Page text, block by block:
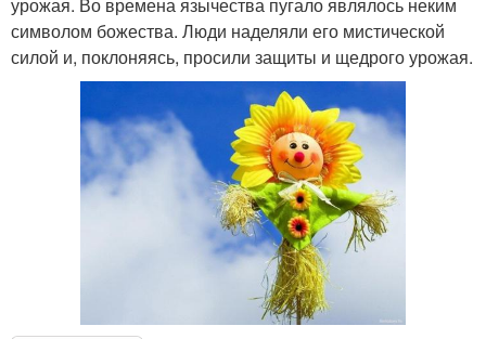
символом божества. Люди наделяли его мистической
силой и, поклоняясь, просили защиты и щедрого урожая.